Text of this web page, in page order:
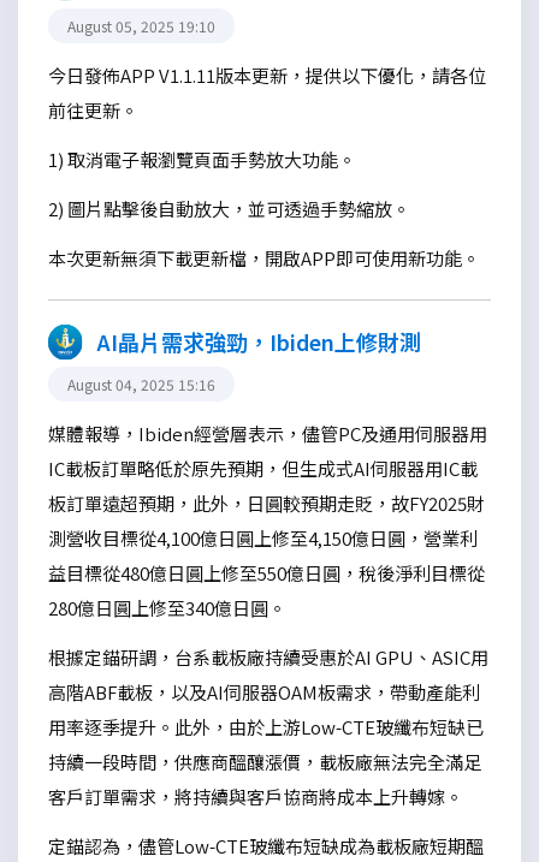
August 05, 2025 19:10
今日發佈APP V1.1.11版本更新，提供以下優化，請各位
前往更新。
1) 取消電子報瀏覽頁面手勢放大功能。
2) 圖片點擊後自動放大，並可透過手勢縮放。
本次更新無須下載更新檔，開啟APP即可使用新功能。
AI晶片需求強勁，Ibiden上修財測
August 04, 2025 15:16
媒體報導，Ibiden經營層表示，儘管PC及通用伺服器用
IC載板訂單略低於原先預期，但生成式AI伺服器用IC載
板訂單遠超預期，此外，日圓較預期走貶，故FY2025財
測營收目標從4,100億日圓上修至4,150億日圓，營業利
益目標從480億日圓上修至550億日圓，稅後淨利目標從
280億日圓上修至340億日圓。
根據定錨研調，台系載板廠持續受惠於AI GPU、ASIC用
高階ABF載板，以及AI伺服器OAM板需求，帶動產能利
用率逐季提升。此外，由於上游Low-CTE玻纖布短缺已
持續一段時間，供應商醞釀漲價，載板廠無法完全滿足
客戶訂單需求，將持續與客戶協商將成本上升轉嫁。
定錨認為，儘管Low-CTE玻纖布短缺成為載板廠短期醞